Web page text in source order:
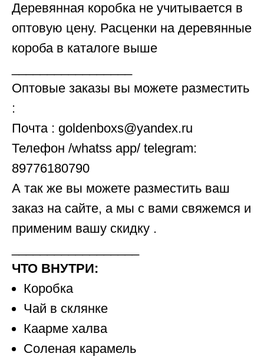
Деревянная коробка не учитывается в
оптовую цену. Расценки на деревянные
короба в каталоге выше
Оптовые заказы вы можете разместить
:
Почта : goldenboxs@yandex.ru
Телефон /whatss app/ telegram:
89776180790
А так же вы можете разместить ваш
заказ на сайте, а мы с вами свяжемся и
применим вашу скидку .
ЧТО ВНУТРИ:
Коробка
Чай в склянке
Каарме халва
Соленая карамель